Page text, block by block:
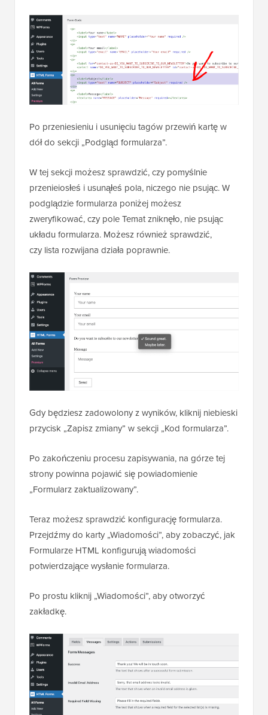
Po przeniesieniu i usunięciu tagów przewiń kartę w
dół do sekcji „Podgląd formularza”.
W tej sekcji możesz sprawdzić, czy pomyślnie
przenieiosłeś i usunąłeś pola, niczego nie psując. W
podglądzie formularza poniżej możesz
zweryfikować, czy pole Temat zniknęło, nie psując
układu formularza. Możesz również sprawdzić,
czy lista rozwijana działa poprawnie.
Gdy będziesz zadowolony z wyników, kliknij niebieski
przycisk „Zapisz zmiany” w sekcji „Kod formularza”.
Po zakończeniu procesu zapisywania, na górze tej
strony powinna pojawić się powiadomienie
„Formularz zaktualizowany”.
Teraz możesz sprawdzić konfigurację formularza.
Przejdźmy do karty „Wiadomości”, aby zobaczyć, jak
Formularze HTML konfigurują wiadomości
potwierdzające wysłanie formularza.
Po prostu kliknij „Wiadomości”, aby otworzyć
zakładkę.